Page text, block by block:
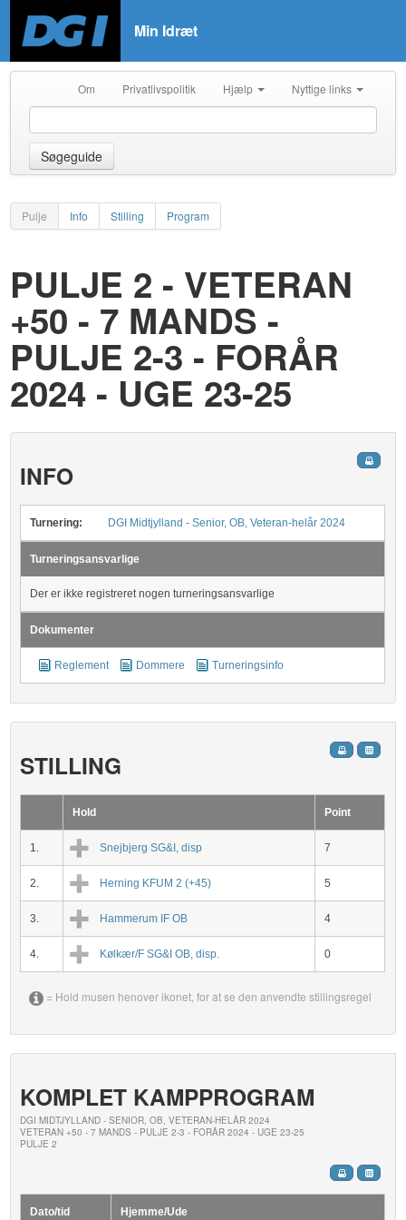
Min Idræt
Om Privatlivspolitik Hjælp Nyttige links
Søgeguide
Pulje Info Stilling Program
PULJE 2 - VETERAN
+50 - 7 MANDS -
PULJE 2-3 - FORÅR
2024 - UGE 23-25
INFO
Turnering: DGI Midtjylland - Senior, OB, Veteran-helår 2024
Turneringsansvarlige
Der er ikke registreret nogen turneringsansvarlige
Dokumenter
Reglement Dommere Turneringsinfo
STILLING
Hold Point
1. Snejbjerg SG&I, disp 7
2. Herning KFUM 2 (+45) 5
3. Hammerum IF OB 4
4. Kølkær/F SG&I OB, disp. 0
= Hold musen henover ikonet, for at se den anvendte stillingsregel
KOMPLET KAMPPROGRAM
DGI MIDTJYLLAND - SENIOR, OB, VETERAN-HELÅR 2024
VETERAN +50 - 7 MANDS - PULJE 2-3 - FORÅR 2024 - UGE 23-25
PULJE 2
Dato/tid Hjemme/Ude